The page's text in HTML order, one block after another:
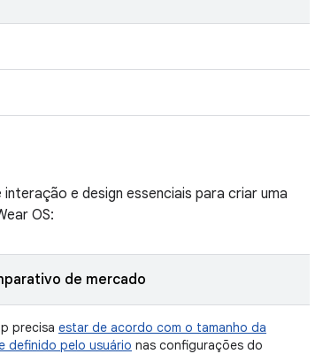
e design essenciais para criar uma
OS:
de mercado
precisa estar de acordo com o tamanho da
definido pelo usuário nas configurações do